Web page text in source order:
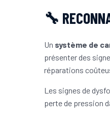
🔧
Un système de
présenter des
réparations
Les signes de
perte de pression